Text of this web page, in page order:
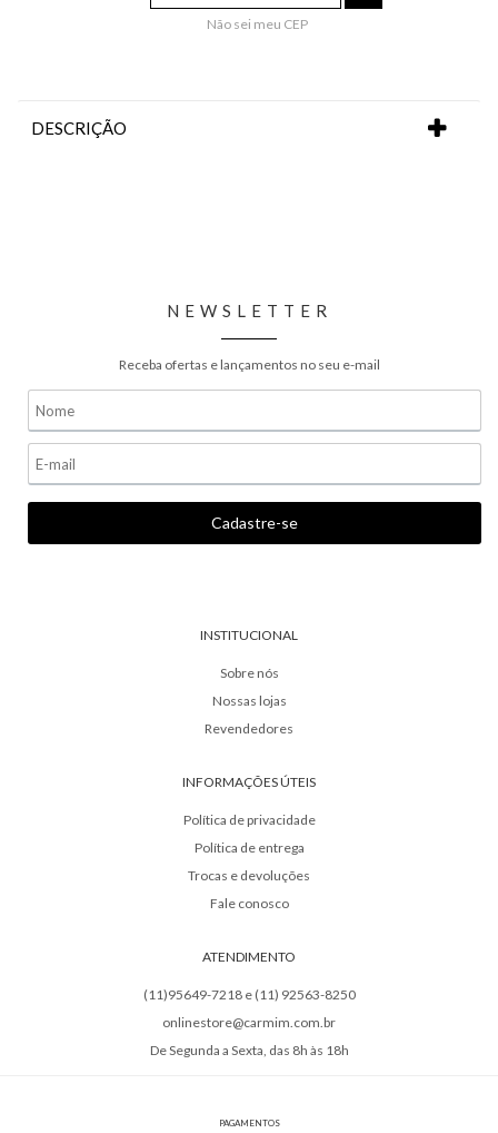
Não sei meu CEP
DESCRIÇÃO
NEWSLETTER
Receba ofertas e lançamentos no seu e-mail
INSTITUCIONAL
Sobre nós
Nossas lojas
Revendedores
INFORMAÇÕES ÚTEIS
Política de privacidade
Política de entrega
Trocas e devoluções
Fale conosco
ATENDIMENTO
(11)95649-7218 e (11) 92563-8250
onlinestore@carmim.com.br
De Segunda a Sexta, das 8h às 18h
PAGAMENTOS